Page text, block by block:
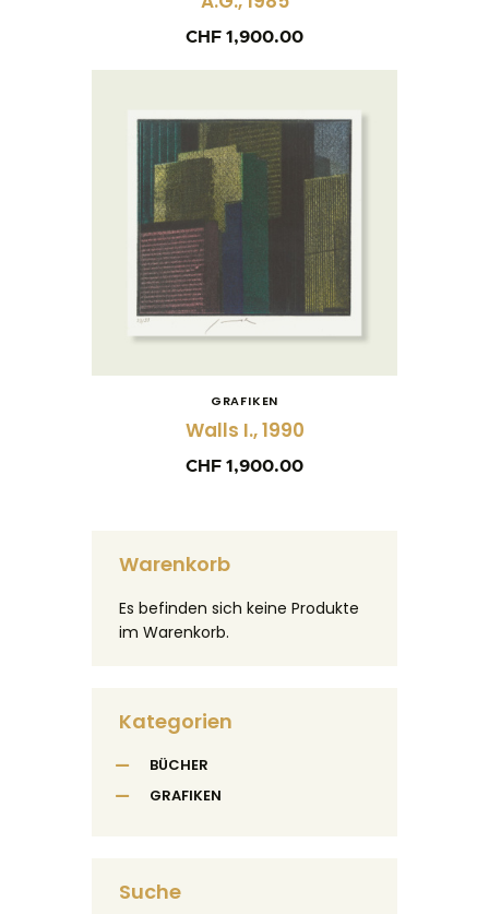
CHF1,900.00
GRAFIKEN
Walls I., 1990
CHF1,900.00
Warenkorb
Es befinden sich keine Produkte
im Warenkorb.
Kategorien
BÜCHER
GRAFIKEN
Suche